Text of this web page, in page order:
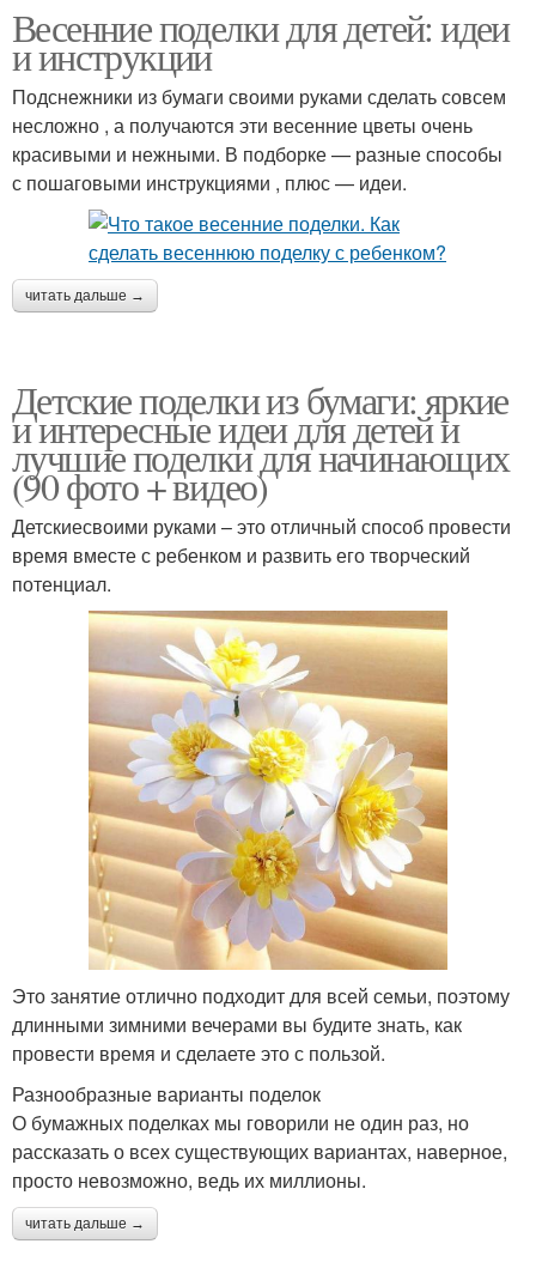
Весенние поделки для детей: идеи
и инструкции
Подснежники из бумаги своими руками сделать совсем
несложно , а получаются эти весенние цветы очень
красивыми и нежными. В подборке — разные способы
с пошаговыми инструкциями , плюс — идеи.
читать дальше →
Детские поделки из бумаги: яркие
и интересные идеи для детей и
лучшие поделки для начинающих
(90 фото + видео)
Детскиесвоими руками – это отличный способ провести
время вместе с ребенком и развить его творческий
потенциал.
Это занятие отлично подходит для всей семьи, поэтому
длинными зимними вечерами вы будите знать, как
провести время и сделаете это с пользой.
Разнообразные варианты поделок
О бумажных поделках мы говорили не один раз, но
рассказать о всех существующих вариантах, наверное,
просто невозможно, ведь их миллионы.
читать дальше →